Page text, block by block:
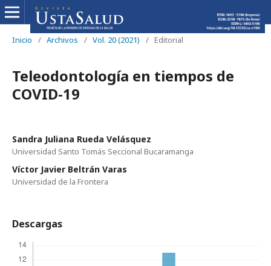
Inicio / Archivos / Vol. 20 (2021) / Editorial
Teleodontología en tiempos de
COVID-19
Sandra Juliana Rueda Velásquez
Universidad Santo Tomás Seccional Bucaramanga
Víctor Javier Beltrán Varas
Universidad de la Frontera
Descargas